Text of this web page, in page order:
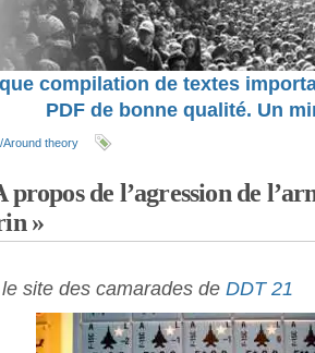
compilation de textes
PDF de bonne qualité. Un
Around theory
propos de l’agression de
»
site des camarades de DDT 21